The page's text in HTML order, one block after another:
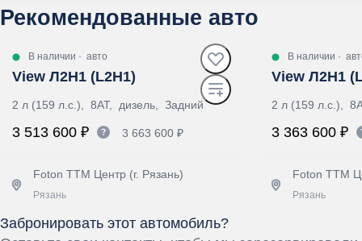
Рекомендованные авто
В наличии · авто
View Л2Н1 (L2H1)
2 л (159 л.с.), 8AT, дизель, Задний
3 513 600 ₽ 3 663 600 ₽
Foton ТТМ Центр (г. Рязань)
Рязань
Получить предложение
В наличии ·
View Л2Н1
2 л (159 л.с.),
3 363 600 ₽
Foton ТТМ
Рязань
Забронировать этот автомобиль?